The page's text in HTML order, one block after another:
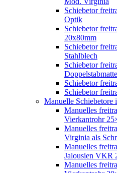
Schiebetor
Optik
Schiebetor
20x80mm
Schiebetor
Stahlblech
Schiebetor
Schiebetor
Schiebetor
Manuelle Schiebetore
Manuelles
Vierkantrohr
Manuelles
Virginia als
Manuelles
Jalousien VKR
Manuelles